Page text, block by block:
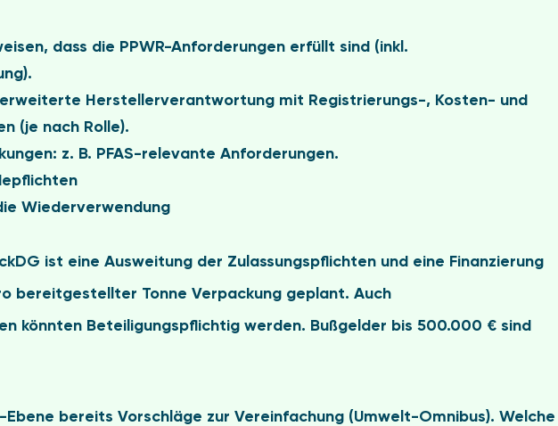
dass die PPWR-Anforderungen erfüllt sind (inkl.
Herstellerverantwortung mit Registrierungs-, Kosten- und
(je nach Rolle).
: z. B. PFAS-relevante Anforderungen.
Wiederverwendung
ist eine Ausweitung der Zulassungspflichten und eine Finanzierung
bereitgestellter Tonne Verpackung geplant. Auch
könnten Beteiligungspflichtig werden. Bußgelder bis 500.000 € sind
Ebene bereits Vorschläge zur Vereinfachung (Umwelt-Omnibus). Welche